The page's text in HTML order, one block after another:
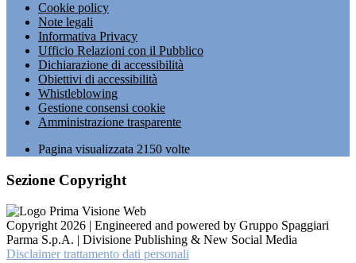
Cookie policy
Note legali
Informativa Privacy
Ufficio Relazioni con il Pubblico
Dichiarazione di accessibilità
Obiettivi di accessibilità
Whistleblowing
Gestione consensi cookie
Amministrazione trasparente
Pagina visualizzata 2150 volte
Sezione Copyright
Copyright 2026 | Engineered and powered by Gruppo Spaggiari
Parma S.p.A. | Divisione Publishing & New Social Media
Disclaimer trattamento dati personali